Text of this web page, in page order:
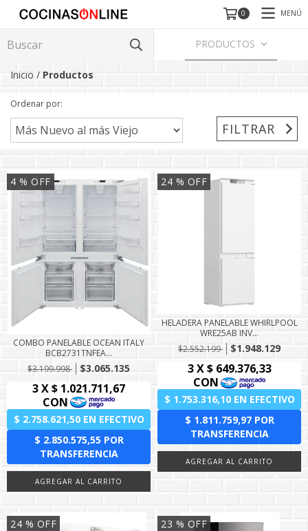
0 MENÚ
PRODUCTOS
Inicio / Productos
Ordenar por:
FILTRAR
4 % OFF
COMBO PANELABLE OCEAN ITALY
BCB2731TNFEA...
$3.199.998
$3.065.135
24 % OFF
HELADERA PANELABLE WHIRLPOOL
WRE25AB INV...
$2.552.199
$1.948.129
24 % OFF 23 % OFF